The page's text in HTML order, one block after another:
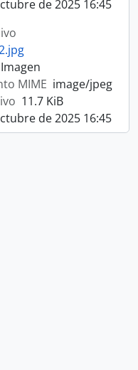
de 2025 16:45
Imagen
MIME image/jpeg
11.7 KiB
de 2025 16:45